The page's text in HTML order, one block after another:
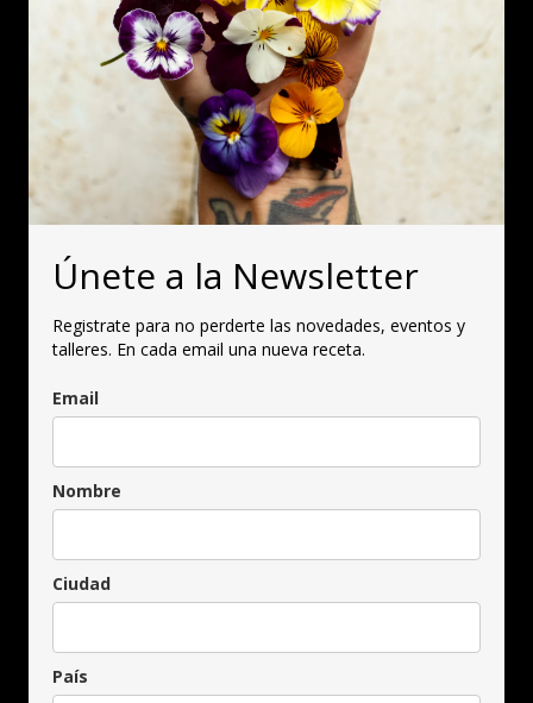
Únete a la Newsletter
Registrate para no perderte las novedades, eventos y
talleres. En cada email una nueva receta.
Email
Nombre
Ciudad
País